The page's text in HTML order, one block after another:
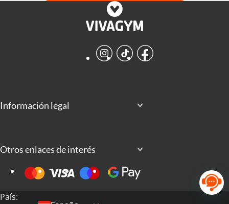
Instagram
TikTokFacebook
Información legal
Otros enlaces de interés
País: